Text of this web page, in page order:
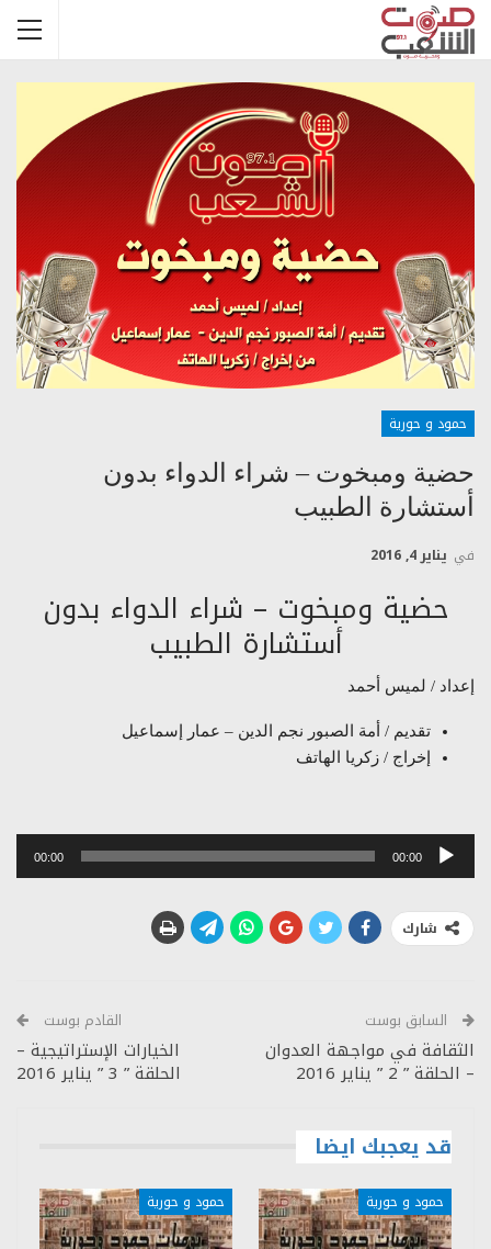
حمود و حورية
حضية ومبخوت – شراء الدواء بدون
أستشارة الطبيب
في يناير 4, 2016
حضية ومبخوت – شراء الدواء بدون
أستشارة الطبيب
إعداد / لميس أحمد
تقديم / أمة الصبور نجم الدين – عمار إسماعيل
إخراج / زكريا الهاتف
مشغل
00:00
00:00
شارك
السابق بوست
الثقافة في مواجهة العدوان
– الحلقة ” 2 ” يناير 2016
القادم بوست
الخيارات الإستراتيجية –
الحلقة ” 3 ” يناير 2016
قد يعجبك ايضا
حمود و حورية حمود و حورية